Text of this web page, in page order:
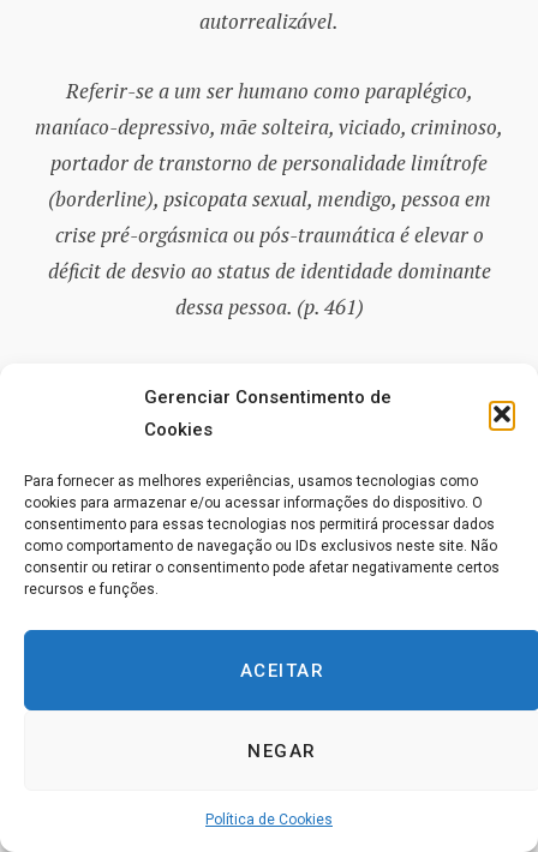
Gerenciar Consentimento de
Cookies
Para fornecer as melhores experiências, usamos tecnologias como
cookies para armazenar e/ou acessar informações do dispositivo. O
consentimento para essas tecnologias nos permitirá processar dados
como comportamento de navegação ou IDs exclusivos neste site. Não
consentir ou retirar o consentimento pode afetar negativamente certos
recursos e funções.
ACEITAR
NEGAR
Política de Cookies
autorrealizável.
Referir-se a um ser humano como paraplégico,
maníaco-depressivo, mãe solteira, viciado, criminoso,
portador de transtorno de personalidade limítrofe
(borderline), psicopata sexual, mendigo, pessoa em
crise pré-orgásmica ou pós-traumática é elevar o
déficit de desvio ao status de identidade dominante
dessa pessoa. (p. 461)
pontos fortes no serviço social baseia-se em um
empoderamento, pertencimento, regeneração, sinergia,
diálogo e suspensão da crença.
A implementação dessa filosofia transforma o
trabalho do assistente social, que passa deuma
atuação profissional focada no exercício do poder do
visivelmente melhor e melhor nos próprios termos do